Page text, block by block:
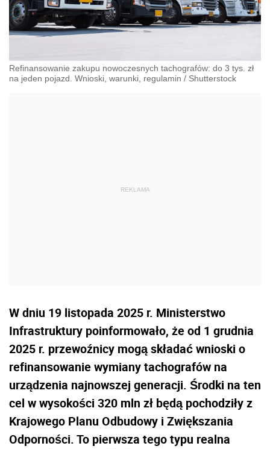
Refinansowanie zakupu nowoczesnych tachografów: do 3 tys. zł
na jeden pojazd. Wnioski, warunki, regulamin / Shutterstock
W dniu 19 listopada 2025 r. Ministerstwo
Infrastruktury poinformowało, że od 1 grudnia
2025 r. przewoźnicy mogą składać wnioski o
refinansowanie wymiany tachografów na
urządzenia najnowszej generacji. Środki na ten
cel w wysokości 320 mln zł będą pochodziły z
Krajowego Planu Odbudowy i Zwiększania
Odporności. To pierwsza tego typu realna